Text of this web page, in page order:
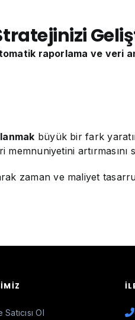
raporlama ve veri
büyük bir fark
memnuniyetini artırmasını
zaman ve maliyet
Ol